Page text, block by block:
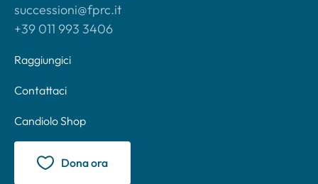
successioni@fprc.it
+39 011 993 3406
Raggiungici
Contattaci
Candiolo Shop
Dona ora